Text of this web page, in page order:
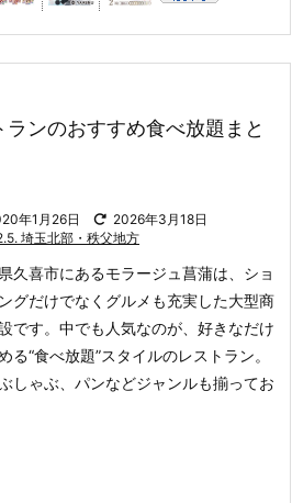
ンのおすすめ食べ放題まと
年1月26日
2026年3月18日
埼玉北部・秩父地方
久喜市にあるモラージュ菖蒲は、ショ
グだけでなくグルメも充実した大型商
です。 中でも人気なのが、好きなだけ
る“食べ放題”スタイルのレストラン。
しゃぶ、パンなどジャンルも揃ってお